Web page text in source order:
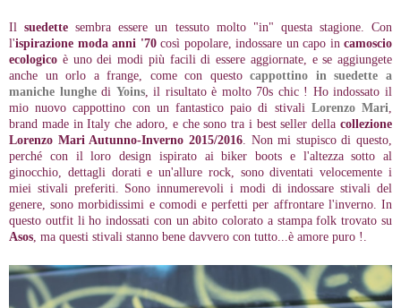
Ilsuedette sembra essere un tessuto molto "in" questa stagione. Con
l'ispirazione moda anni '70così popolare, indossare un capo in camoscio
ecologico è uno dei modi più facili di essere aggiornate, e se aggiungete
anche un orlo a frange, come con questocappottino in suedette a
maniche lunghedi Yoins, il risultato è molto 70s chic ! Ho indossato il
mio nuovo cappottino con un fantastico paio di stivali Lorenzo Mari,
brand made in Italy che adoro, e che sono tra i best seller della collezione
Lorenzo Mari Autunno-Inverno 2015/2016. Non mi stupisco di questo,
perché con il loro design ispirato ai biker boots e l'altezza sotto al
ginocchio, dettagli dorati e un'allure rock, sono diventati velocemente i
miei stivali preferiti. Sono innumerevoli i modi di indossare stivali del
genere, sono morbidissimi e comodi e perfetti per affrontare l'inverno. In
questo outfit li ho indossati con un abito colorato a stampa folk trovato su
Asos, ma questi stivali stanno bene davvero con tutto...è amore puro !.